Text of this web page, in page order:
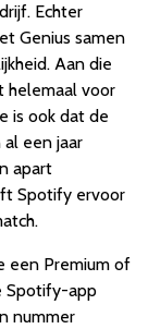
Echter
Genius samen
Aan die
helemaal voor
is ook dat de
een jaar
apart
Spotify ervoor
een Premium of
Spotify-app
nummer